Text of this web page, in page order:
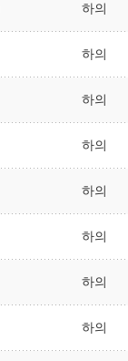
하의
하의
하의
하의
하의
하의
하의
하의